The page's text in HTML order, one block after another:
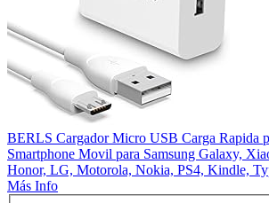
BERLS Cargador Micro USB Carga Rapida
Smartphone Movil para Samsung Galaxy,
Honor, LG, Motorola, Nokia, PS4, Kindle,
Más Info